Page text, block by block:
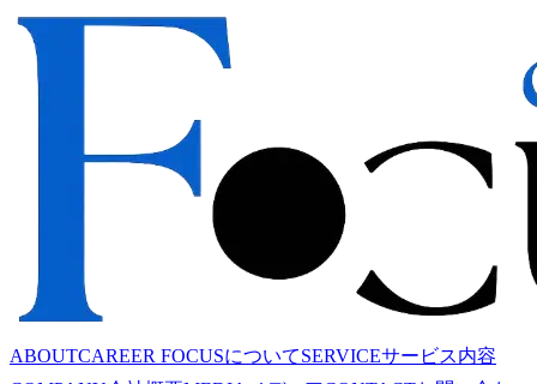
ABOUTCAREER FOCUSについてSERVICEサービス内容